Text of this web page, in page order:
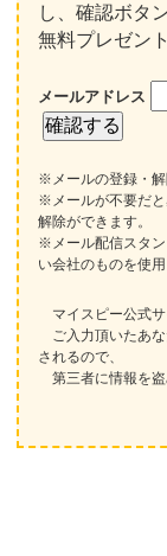
し、確認ボタ
無料プレゼン
メールアドレス
※メールの登録・解
※メールが不要だと
解除ができます。
※メール配信スタン
い会社のものを使用
マイスピー公式
ご入力頂いたあな
されるので、
第三者に情報を盗